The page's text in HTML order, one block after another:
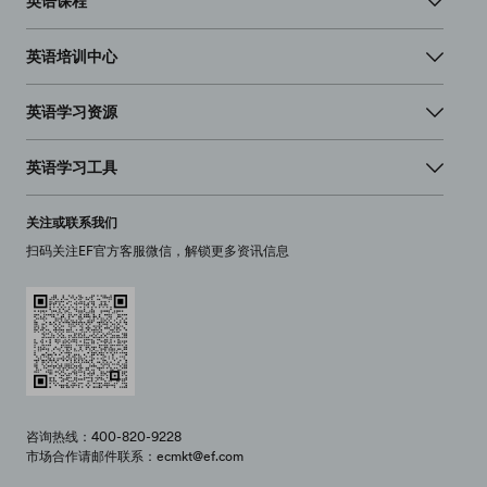
英语培训中心
英语学习资源
英语学习工具
关注或联系我们
扫码关注EF官方客服微信，解锁更多资讯信息
咨询热线：400-820-9228
市场合作请邮件联系：ecmkt@ef.com